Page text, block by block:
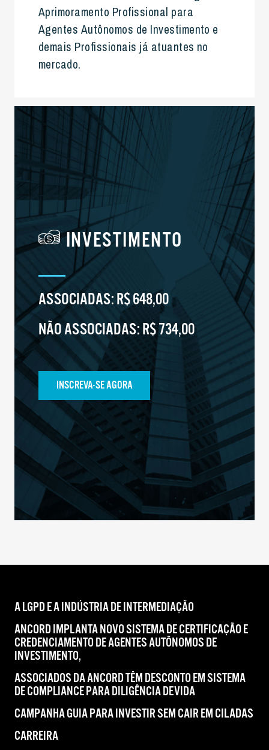
Aprimoramento Profissional para
Agentes Autônomos de Investimento e
demais Profissionais já atuantes no
mercado.
INVESTIMENTO
ASSOCIADAS:R$ 648,00
NÃO ASSOCIADAS:R$ 734,00
INSCREVA-SE AGORA
A LGPD E A INDÚSTRIA DE INTERMEDIAÇÃO
ANCORD IMPLANTA NOVO SISTEMA DE CERTIFICAÇÃO E
CREDENCIAMENTO DE AGENTES AUTÔNOMOS DE
INVESTIMENTO,
ASSOCIADOS DA ANCORD TÊM DESCONTO EM SISTEMA
DE COMPLIANCE PARA DILIGÊNCIA DEVIDA
CAMPANHA GUIA PARA INVESTIR SEM CAIR EM CILADAS
CARREIRA